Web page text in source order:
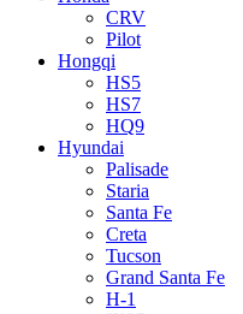
CRV
Pilot
Hongqi
HS5
HS7
HQ9
Hyundai
Palisade
Staria
Santa Fe
Creta
Tucson
Grand Santa Fe
H-1